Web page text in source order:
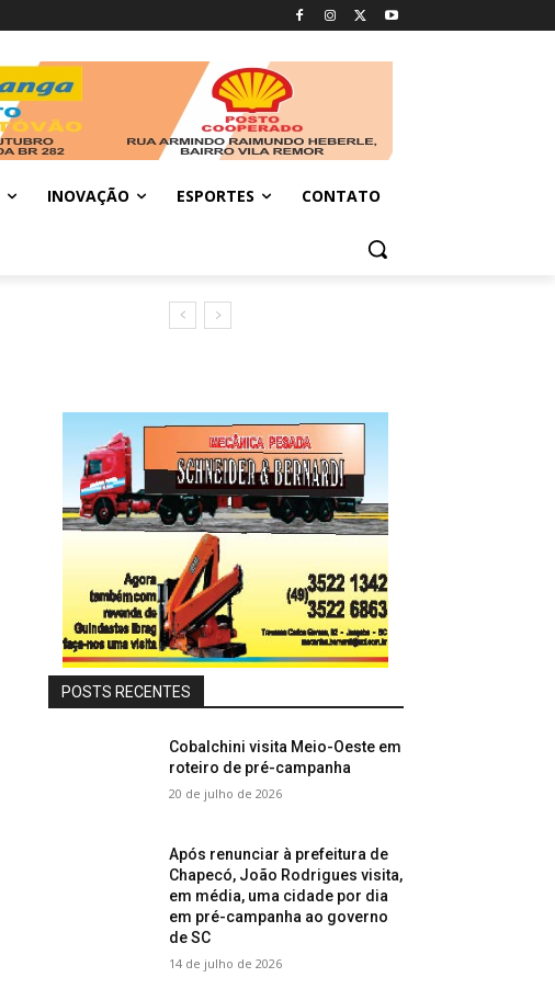
INOVAÇÃO ESPORTES CONTATO
POSTS RECENTES
Cobalchini visita Meio-Oeste em
roteiro de pré-campanha
20 de julho de 2026
Após renunciar à prefeitura de
Chapecó, João Rodrigues visita,
em média, uma cidade por dia
em pré-campanha ao governo
de SC
14 de julho de 2026